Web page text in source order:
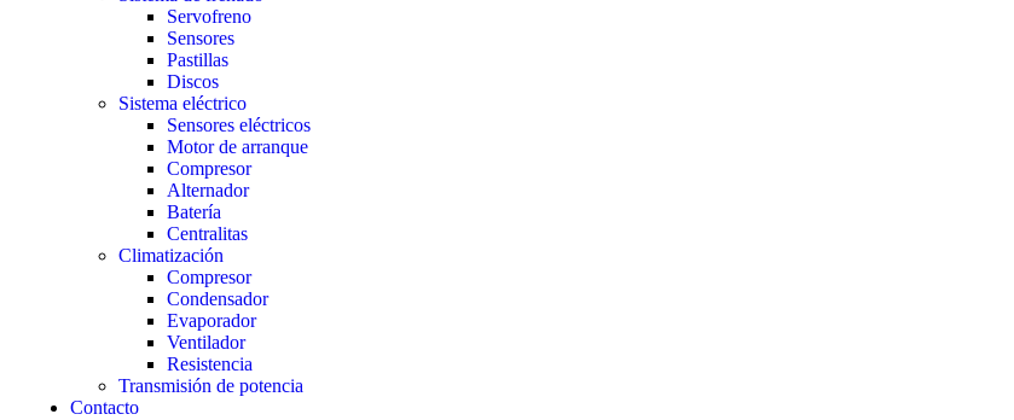
Servofreno
Sensores
Pastillas
Discos
Sistema eléctrico
Sensores eléctricos
Motor de arranque
Compresor
Alternador
Batería
Centralitas
Climatización
Compresor
Condensador
Evaporador
Ventilador
Resistencia
Transmisión de potencia
Contacto